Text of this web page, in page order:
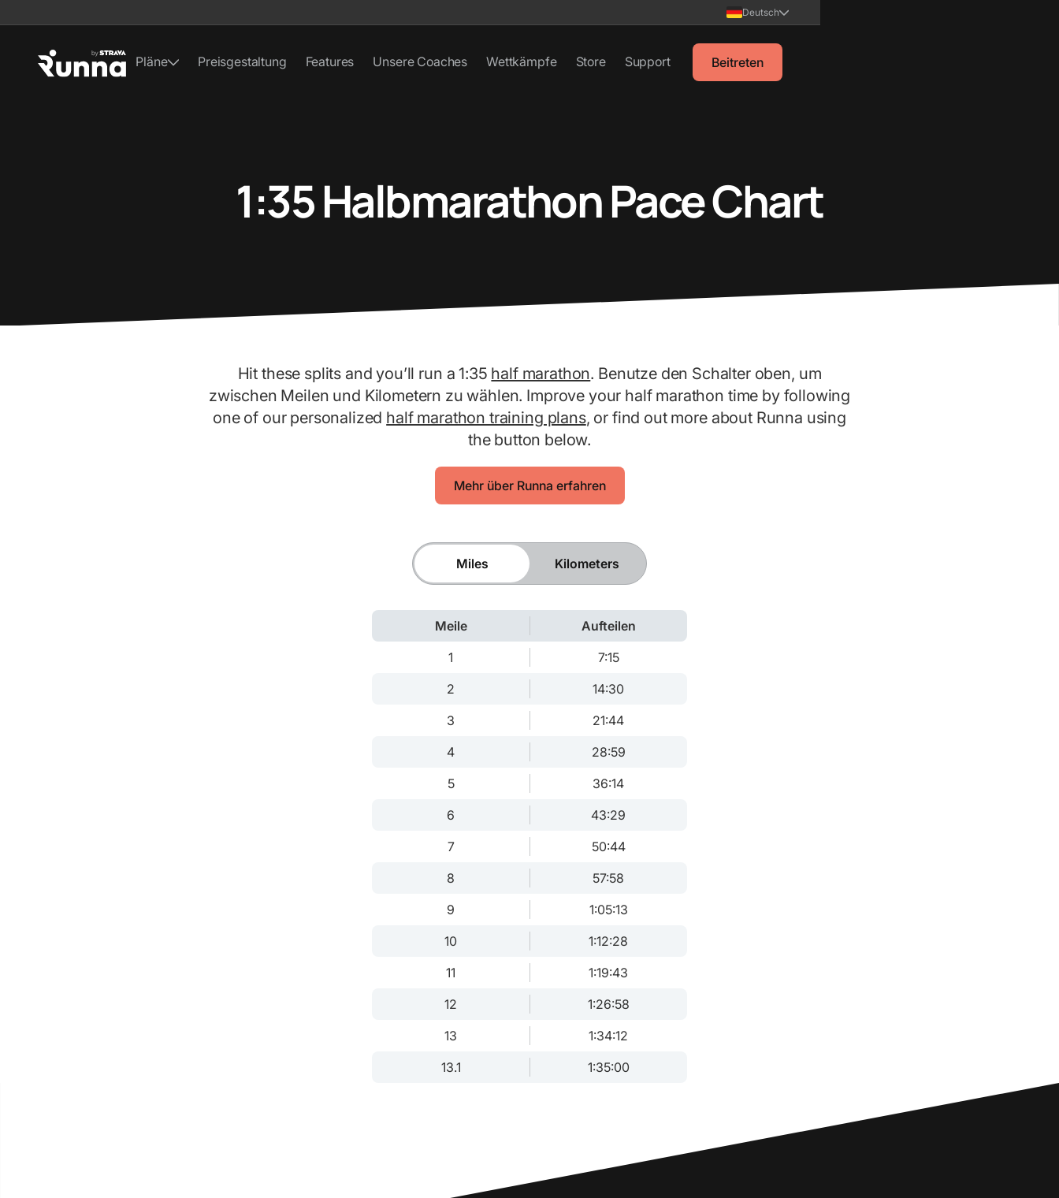
Deutsch
Pläne Preisgestaltung Features Unsere Coaches Wettkämpfe Store Support Beitreten
1:35 Halbmarathon Pace Chart
Hit these splits and you’ll run a 1:35 half marathon. Benutze den Schalter oben, um
zwischen Meilen und Kilometern zu wählen. Improve your half marathon time by following
one of our personalized half marathon training plans, or find out more about Runna using
the button below.
Mehr über Runna erfahren
Miles Kilometers
Meile
Aufteilen
1
7:15
2
14:30
3
21:44
4
28:59
5
36:14
6
43:29
7
50:44
8
57:58
9
1:05:13
10
1:12:28
11
1:19:43
12
1:26:58
13
1:34:12
13.1
1:35:00